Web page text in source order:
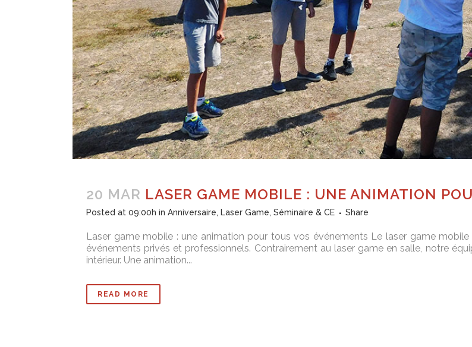
20 MAR LASER GAME MOBILE : UNE ANIMATION
Posted at 09:00h in Anniversaire, Laser Game, Séminaire & CE Share
Laser game mobile : une animation pour tous vos événements Le laser game
événements privés et professionnels. Contrairement au laser game en salle, notre
intérieur. Une animation...
READ MORE